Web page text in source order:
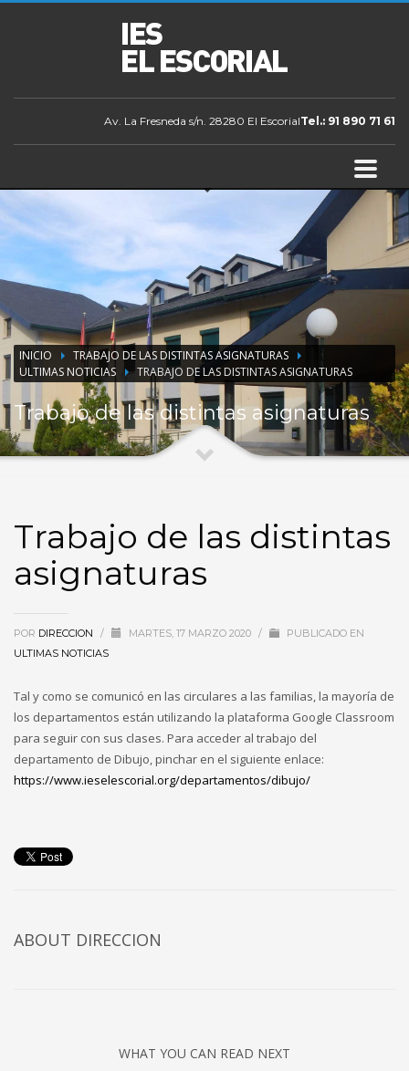
Av. La Fresneda s/n. 28280 El EscorialTel.: 91 890 71 61
INICIO
TRABAJO DE LAS DISTINTAS ASIGNATURAS
ULTIMAS NOTICIAS
TRABAJO DE LAS DISTINTAS ASIGNATURAS
Trabajo de las distintas asignaturas
Trabajo de las distintas
asignaturas
POR DIRECCION / MARTES, 17 MARZO 2020 /
PUBLICADO EN
ULTIMAS NOTICIAS
Tal y como se comunicó en las circulares a las familias, la mayoría de
los departamentos están utilizando la plataforma Google Classroom
para seguir con sus clases. Para acceder al trabajo del
departamento de Dibujo, pinchar en el siguiente enlace:
https://www.ieselescorial.org/departamentos/dibujo/
ABOUT DIRECCION
WHAT YOU CAN READ NEXT